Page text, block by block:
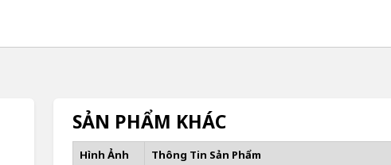
SẢN PHẨM KHÁC
Hình Ảnh Thông Tin Sản Phẩm